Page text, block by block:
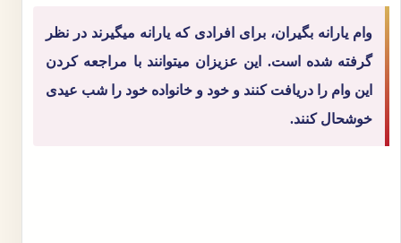
وام یارانه بگیران، برای افرادی که یارانه میگیرند در نظر
گرفته شده است. این عزیزان میتوانند با مراجعه کردن
این وام را دریافت کنند و خود و خانواده خود را شب عیدی
خوشحال کنند.